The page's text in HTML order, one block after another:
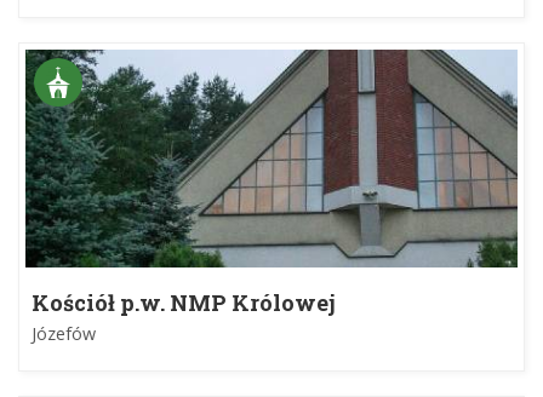
Kościół p.w. NMP Królowej
Józefów